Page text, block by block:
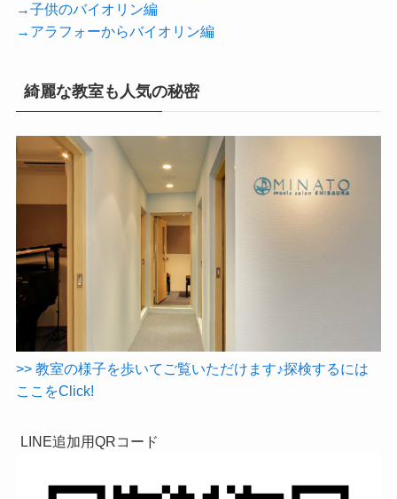
→子供のバイオリン編
→アラフォーからバイオリン編
綺麗な教室も人気の秘密
>> 教室の様子を歩いてご覧いただけます♪探検するには
ここをClick!
LINE追加用QRコード